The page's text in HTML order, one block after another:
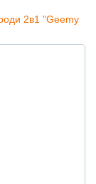
2в1 "Geemy